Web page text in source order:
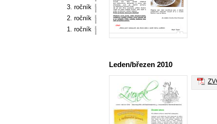
3. ročník
2. ročník
1. ročník
Leden/březen 2010